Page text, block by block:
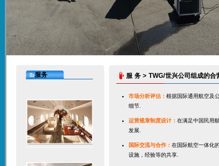
首页 Uniworld
服务 服 务 > TWG/世兴公司组成的
市场分析评估： 根据国际通用航空及
细节.
运营规章制度设计： 在满足中国民用
发展.
国际交流与合作： 在国际航空一体化
设施，经验等的共享.